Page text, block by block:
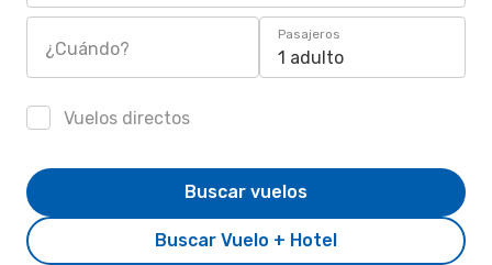
¿Cuándo?
Pasajeros
1 adulto
Vuelos directos
Buscar Vuelo + Hotel
Buscar vuelos